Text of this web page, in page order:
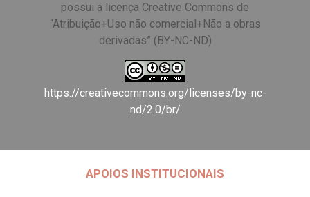
possui a licença Creative Commons de
“Atribuição+Uso não comercial+Não a obras
derivadas” (BY-NC-ND)
https://creativecommons.org/licenses/by-nc-
nd/2.0/br/
APOIOS INSTITUCIONAIS